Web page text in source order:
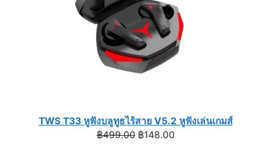
TWS T33 หูฟังบลูทูธไร้สาย V5.2 หูฟังเล่นเกมส์
฿499.00 Original
฿148.00Current